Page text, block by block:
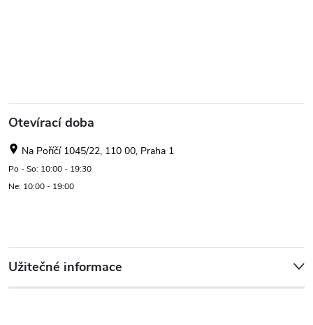
Otevírací doba
Na Poříčí 1045/22, 110 00, Praha 1
Po - So: 10:00 - 19:30
Ne: 10:00 - 19:00
Užitečné informace